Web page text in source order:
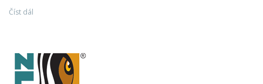
Číst dál